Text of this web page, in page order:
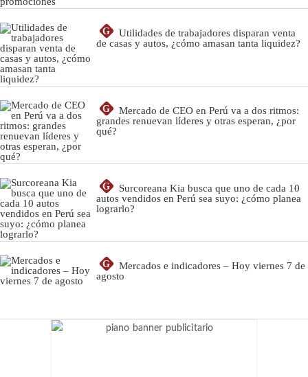
G
Utilidades de trabajadores disparan venta
de casas y autos, ¿cómo amasan tanta liquidez?
G
Mercado de CEO en Perú va a dos ritmos:
grandes renuevan líderes y otras esperan, ¿por
qué?
G
Surcoreana Kia busca que uno de cada 10
autos vendidos en Perú sea suyo: ¿cómo planea
lograrlo?
G
Mercados e indicadores – Hoy viernes 7 de
agosto